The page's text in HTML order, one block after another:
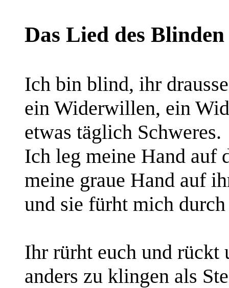
Das Lied des Blinden
Ich bin blind, ihr
ein Widerwillen, ein
etwas täglich Schweres.
Ich leg meine Hand auf
meine graue Hand auf
und sie fürht mich
Ihr rürht euch und rückt
anders zu klingen als